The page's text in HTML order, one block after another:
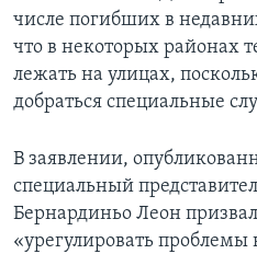
числе погибших в
что в некоторых районах
лежать на улицах,
добраться специальные
В заявлении,
специальный
Бернардиньо Леон
«урегулировать проблемы